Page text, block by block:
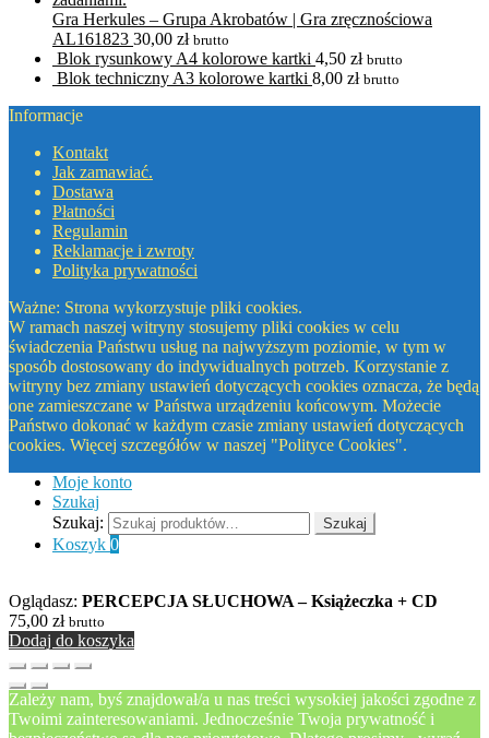
Gra Herkules – Grupa Akrobatów | Gra zręcznościowa
AL161823 30,00 zł brutto
Blok rysunkowy A4 kolorowe kartki 4,50 zł brutto
Blok techniczny A3 kolorowe kartki 8,00 zł brutto
Informacje
Kontakt
Jak zamawiać.
Dostawa
Płatności
Regulamin
Reklamacje i zwroty
Polityka prywatności
Ważne: Strona wykorzystuje pliki cookies.
W ramach naszej witryny stosujemy pliki cookies w celu
świadczenia Państwu usług na najwyższym poziomie, w tym w
sposób dostosowany do indywidualnych potrzeb. Korzystanie z
witryny bez zmiany ustawień dotyczących cookies oznacza, że będą
one zamieszczane w Państwa urządzeniu końcowym. Możecie
Państwo dokonać w każdym czasie zmiany ustawień dotyczących
cookies. Więcej szczegółów w naszej "Polityce Cookies".
Moje konto
Szukaj
Szukaj:
Szukaj
Koszyk 0
Oglądasz: PERCEPCJA SŁUCHOWA – Książeczka + CD
75,00 zł brutto
Dodaj do koszyka
Zależy nam, byś znajdował/a u nas treści wysokiej jakości zgodne z
Twoimi zainteresowaniami. Jednocześnie Twoja prywatność i